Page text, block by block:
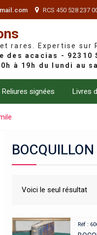
RCS 450 528 237
rares. Expertise sur
Reliures signées Livres
Voici le seul résultat
Réf :